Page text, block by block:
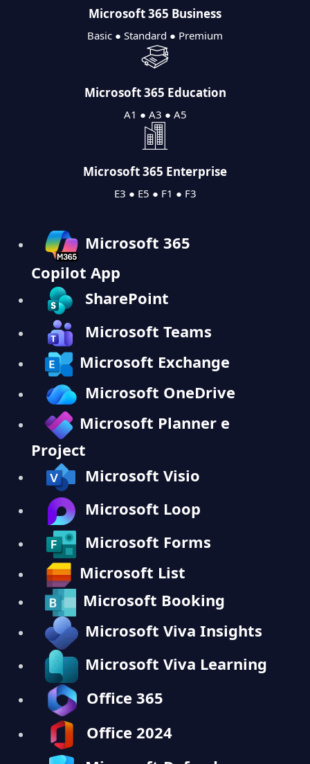
Microsoft 365 Business
Basic ● Standard ● Premium
Microsoft 365 Education
A1 ● A3 ● A5
Microsoft 365 Enterprise
E3 ● E5 ● F1 ● F3
Microsoft 365
Copilot App
SharePoint
Microsoft Teams
Microsoft Exchange
Microsoft OneDrive
Microsoft Planner e
Project
Microsoft Visio
Microsoft Loop
Microsoft Forms
Microsoft List
Microsoft Booking
Microsoft Viva Insights
Microsoft Viva Learning
Office 365
Office 2024